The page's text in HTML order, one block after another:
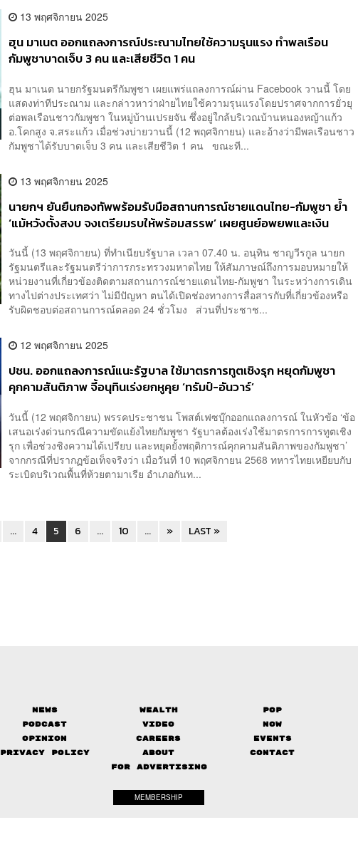
13 พฤศจิกายน 2025
ฮุน มาเนต ออกแถลงการณ์ประณามไทยใช้ความรุนแรง ทำพลเรือน
กัมพูชาบาดเจ็บ 3 คน และเสียชีวิต 1 คน
ฮุน มาเนต นายกรัฐมนตรีกัมพูชา เผยแพร่แถลงการณ์ผ่าน Facebook วานนี้ โดย
แสดงท่าทีประณาม และกล่าวหาว่าฝ่ายไทยใช้ความรุนแรงโดยปราศจากการยั่วยุ
ต่อพลเรือนชาวกัมพูชา ในหมู่บ้านเปรยจัน ซึ่งอยู่ใกล้บริเวณบ้านหนองหญ้าแก้ว
อ.โคกสูง จ.สระแก้ว เมื่อช่วงบ่ายวานนี้ (12 พฤศจิกายน) และอ้างว่ามีพลเรือนชาว
กัมพูชาได้รับบาดเจ็บ 3 คน และเสียชีวิต 1 คน ขณะที...
13 พฤศจิกายน 2025
นายกฯ ยันยืนกองทัพพร้อมรับมือสถานการณ์ชายแดนไทย-กัมพูชา ย้ำ
‘แม้หวังตั้งสงบ จงเตรียมรบให้พร้อมสรรพ’ เผยศูนย์อพยพและเงิน
วันนี้ (13 พฤศจิกายน) ที่ทำเนียบรัฐบาล เวลา 07.40 น. อนุทิน ชาญวีรกูล นายก
รัฐมนตรีและรัฐมนตรีว่าการกระทรวงมหาดไทย ให้สัมภาษณ์ถึงการมอบหมายให้
หน่วยงานที่เกี่ยวข้องติดตามสถานการณ์ชายแดนไทย-กัมพูชา ในระหว่างการเดิน
ทางไปต่างประเทศว่า ไม่มีปัญหา ตนได้เปิดช่องทางการสื่อสารกับที่เกี่ยวข้องหรือ
รับผิดชอบต่อสถานการณ์ตลอด 24 ชั่วโมง ส่วนที่ประชาช...
12 พฤศจิกายน 2025
ปชน. ออกแถลงการณ์แนะรัฐบาล ใช้มาตรการทูตเชิงรุก หยุดกัมพูชา
คุกคามสันติภาพ จี้อนุทินเร่งยกหูคุย ‘ทรัมป์-อันวาร์’
วันนี้ (12 พฤศจิกายน) พรรคประชาชน โพสต์เฟซบุ๊กออกแถลงการณ์ ในหัวข้อ ‘ข้อ
เสนอเร่งด่วนกรณีความขัดแย้งไทยกัมพูชา รัฐบาลต้องเร่งใช้มาตรการการทูตเชิง
รุก เพื่อช่วงชิงความได้เปรียบ และหยุดยั้งพฤติการณ์คุกคามสันติภาพของกัมพูชา’
จากกรณีที่ปรากฏข้อเท็จจริงว่า เมื่อวันที่ 10 พฤศจิกายน 2568 ทหารไทยเหยียบกับ
ระเบิดบริเวณพื้นที่ห้วยตามาเรีย อำเภอกันท...
... 4 5 6 ... 10 ... » LAST »
News Wealth
Pop
Podcast
Video
Now
Opinion
Careers
Events
Privacy Policy
About
Contact
FOR ADVERTISING
MEMBERSHIP